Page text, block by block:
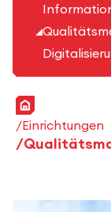
Startseite
Einrichtungen